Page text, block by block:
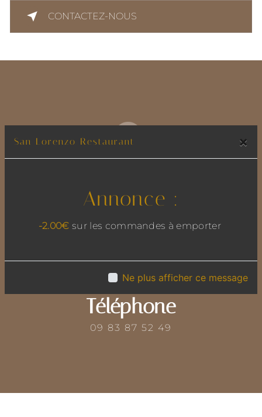
San Lorenzo Restaurant ×
Annonce :
-2.00€ sur les commandes à emporter
Ne plus afficher ce message
CONTACTEZ-NOUS
13 rue de l'Egalité, 69780 Mions
Téléphone
09 83 87 52 49